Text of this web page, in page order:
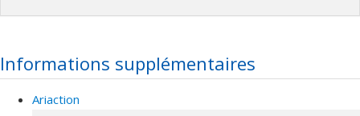
Informations supplémentaires
Ariaction